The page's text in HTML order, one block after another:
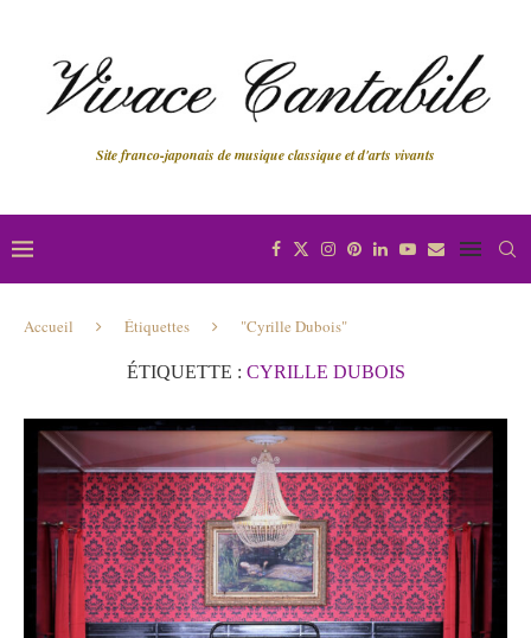
Site franco-japonais de musique classique et d'arts vivants
Accueil Étiquettes "Cyrille Dubois"
ÉTIQUETTE : CYRILLE DUBOIS